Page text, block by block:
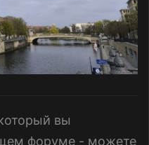
вы
форуме - можете